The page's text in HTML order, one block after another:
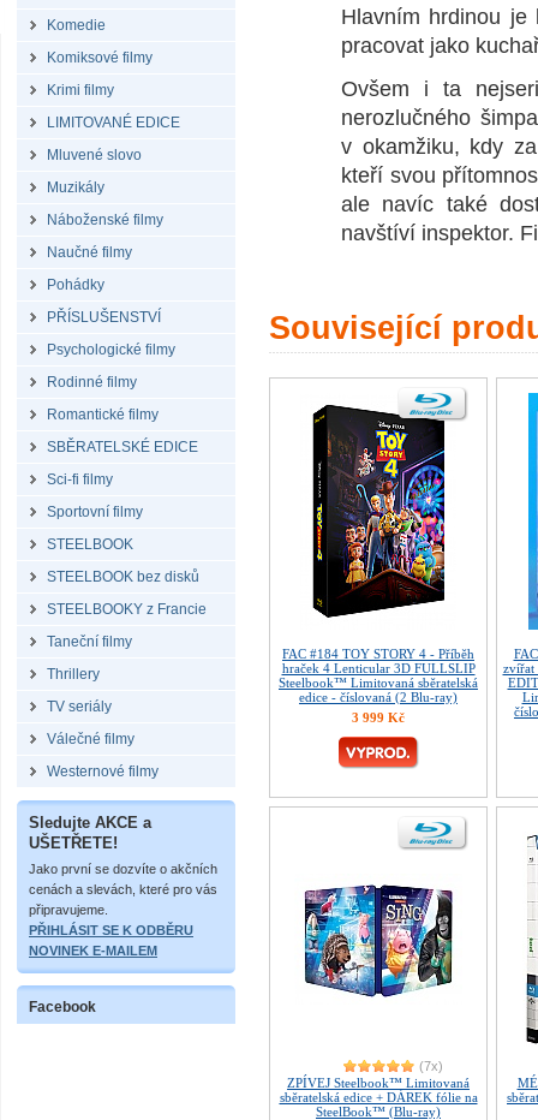
Komedie
Komiksové filmy
Krimi filmy
LIMITOVANÉ EDICE
Mluvené slovo
Muzikály
Náboženské filmy
Naučné filmy
Pohádky
PŘÍSLUŠENSTVÍ
Psychologické filmy
Rodinné filmy
Romantické filmy
SBĚRATELSKÉ EDICE
Sci-fi filmy
Sportovní filmy
STEELBOOK
STEELBOOK bez disků
STEELBOOKY z Francie
Taneční filmy
Thrillery
TV seriály
Válečné filmy
Westernové filmy
Sledujte AKCE a
UŠETŘETE!
Jako první se dozvíte o akčních
cenách a slevách, které pro vás
připravujeme.
PŘIHLÁSIT SE K ODBĚRU
NOVINEK E-MAILEM
Facebook
Hlavním hrdinou
pracovat jako
Ovšem i ta
nerozlučného
v okamžiku, kdy
kteří svou
ale navíc také
navštíví inspektor.
Související
FAC #184 TOY STORY 4 - Příběh
hraček 4 Lenticular 3D FULLSLIP
Steelbook™ Limitovaná sběratelská
edice - číslovaná (2 Blu-ray)
3 999 Kč
zvířat
(7x)
ZPÍVEJ Steelbook™ Limitovaná
sběratelská edice + DÁREK fólie na
SteelBook™ (Blu-ray)